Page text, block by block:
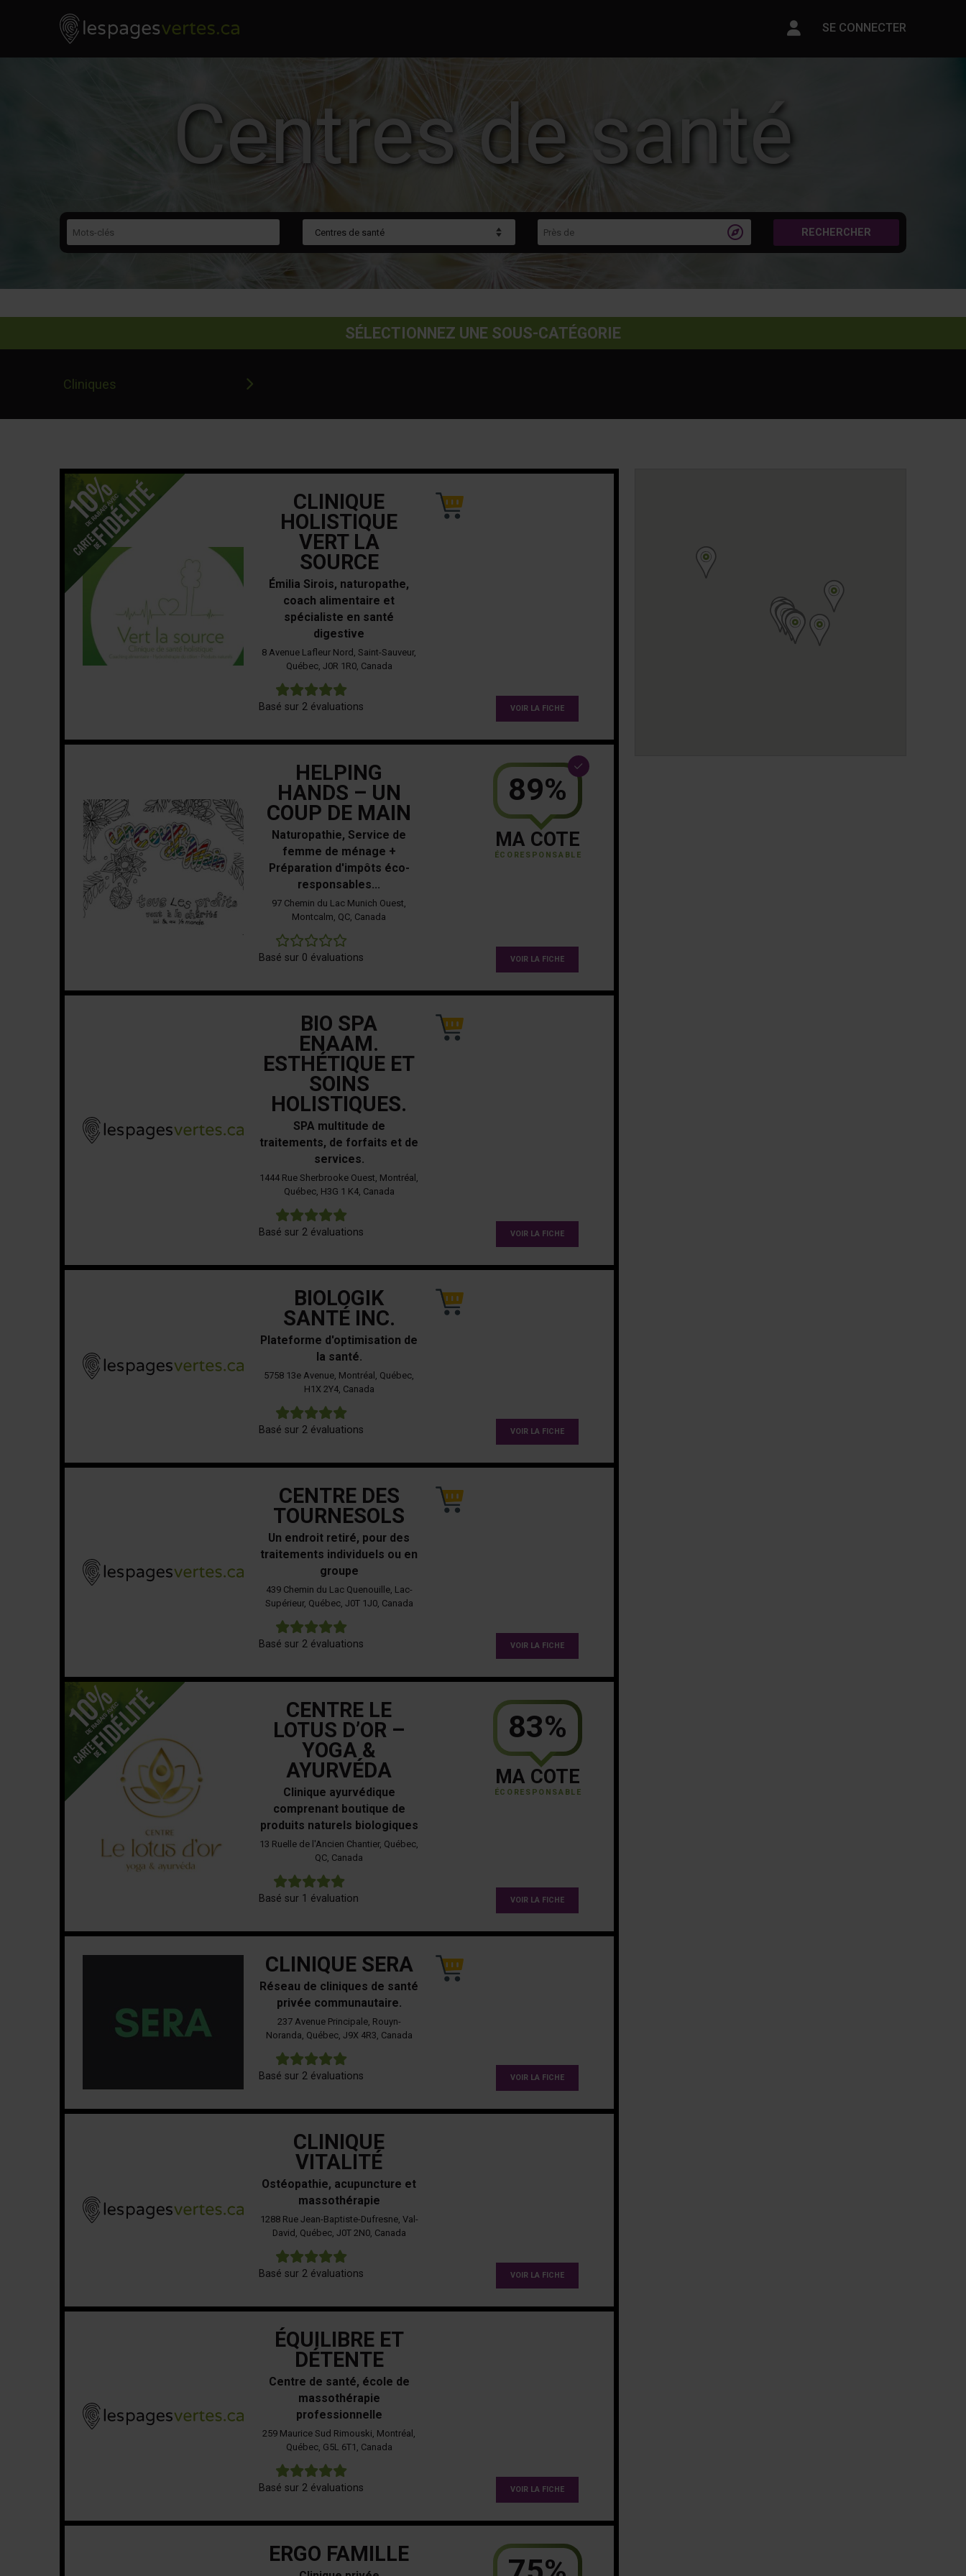
Skip to contentLes Pages Vertes - Go to homepage
Paramètres du compte
SE CONNECTER
Centres de santé
 RECHERCHER
SÉLECTIONNEZ UNE SOUS-CATÉGORIE
Cliniques
CLINIQUE
HOLISTIQUE
VERT LA
SOURCE
Émilia Sirois, naturopathe,
coach alimentaire et
spécialiste en santé
digestive
8 Avenue Lafleur Nord, Saint-Sauveur,
Québec, J0R 1R0, Canada
Basé sur 2 évaluations VOIR LA FICHE
HELPING
HANDS – UN
COUP DE MAIN
Naturopathie, Service de
femme de ménage +
Préparation d'impôts éco-
responsables...
97 Chemin du Lac Munich Ouest,
Montcalm, QC, Canada
Basé sur 0 évaluations
89%
MA COTE
ÉCORESPONSABLE
VOIR LA FICHE
BIO SPA
ENAAM.
ESTHÉTIQUE ET
SOINS
HOLISTIQUES.
SPA multitude de
traitements, de forfaits et de
services.
1444 Rue Sherbrooke Ouest, Montréal,
Québec, H3G 1 K4, Canada
Basé sur 2 évaluations VOIR LA FICHE
BIOLOGIK
SANTÉ INC.
Plateforme d'optimisation de
la santé.
5758 13e Avenue, Montréal, Québec,
H1X 2Y4, Canada
Basé sur 2 évaluations VOIR LA FICHE
CENTRE DES
TOURNESOLS
Un endroit retiré, pour des
traitements individuels ou en
groupe
439 Chemin du Lac Quenouille, Lac-
Supérieur, Québec, J0T 1J0, Canada
Basé sur 2 évaluations VOIR LA FICHE
CENTRE LE
LOTUS D’OR –
YOGA &
AYURVÉDA
Clinique ayurvédique
comprenant boutique de
produits naturels biologiques
13 Ruelle de l'Ancien Chantier, Québec,
QC, Canada
5
Basé sur 1 évaluation
83%
MA COTE
ÉCORESPONSABLE
VOIR LA FICHE
CLINIQUE SERA
Réseau de cliniques de santé
privée communautaire.
237 Avenue Principale, Rouyn-
Noranda, Québec, J9X 4R3, Canada
Basé sur 2 évaluations VOIR LA FICHE
CLINIQUE
VITALITÉ
Ostéopathie, acupuncture et
massothérapie
1288 Rue Jean-Baptiste-Dufresne, Val-
David, Québec, J0T 2N0, Canada
Basé sur 2 évaluations VOIR LA FICHE
ÉQUILIBRE ET
DÉTENTE
Centre de santé, école de
massothérapie
professionnelle
259 Maurice Sud Rimouski, Montréal,
Québec, G5L 6T1, Canada
Basé sur 2 évaluations VOIR LA FICHE
ERGO FAMILLE